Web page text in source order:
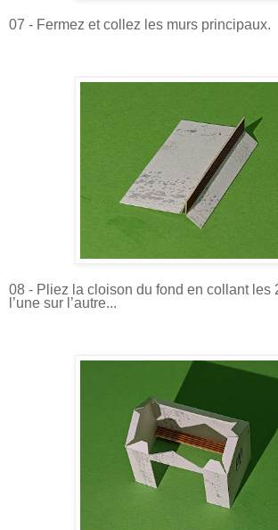
07 - Fermez et collez les murs principaux.
08 - Pliez la cloison du fond en collant les
l’une sur l’autre...